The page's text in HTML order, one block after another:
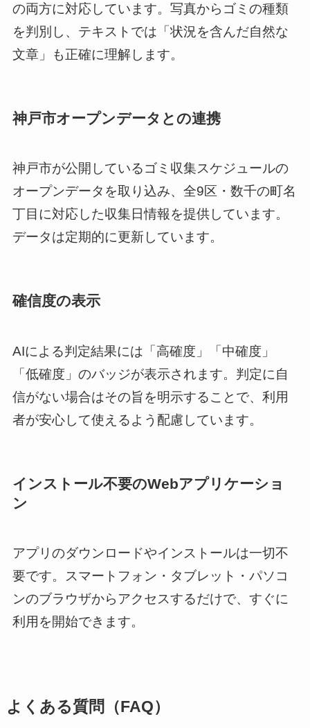
の両方に対応しています。写真からゴミの種類
を判別し、テキストでは「状況を含んだ自然な
文章」も正確に理解します。
神戸市オープンデータとの連携
神戸市が公開しているゴミ収集スケジュールの
オープンデータを取り込み、全9区・数千の町名
丁目に対応した収集日情報を提供しています。
データは定期的に更新しています。
確信度の表示
AIによる判定結果には「高確度」「中確度」
「低確度」のバッジが表示されます。判定に自
信がない場合はその旨を明示することで、利用
者が安心して使えるよう配慮しています。
インストール不要のWebアプリケーショ
ン
アプリのダウンロードやインストールは一切不
要です。スマートフォン・タブレット・パソコ
ンのブラウザからアクセスするだけで、すぐに
利用を開始できます。
よくある質問（FAQ）